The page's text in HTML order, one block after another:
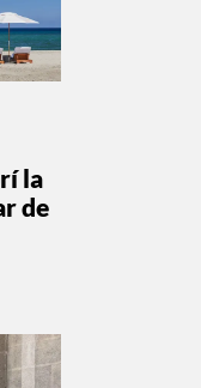
la
de